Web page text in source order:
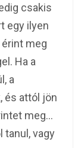
csakis
egy ilyen
meg
Ha a
a
és attól jön
meg…
tanul, vagy